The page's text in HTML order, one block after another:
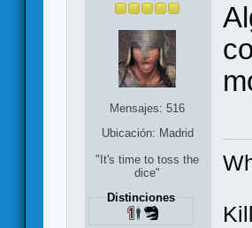
Mensajes: 516
Ubicación: Madrid
"It's time to toss the
dice"
Distinciones